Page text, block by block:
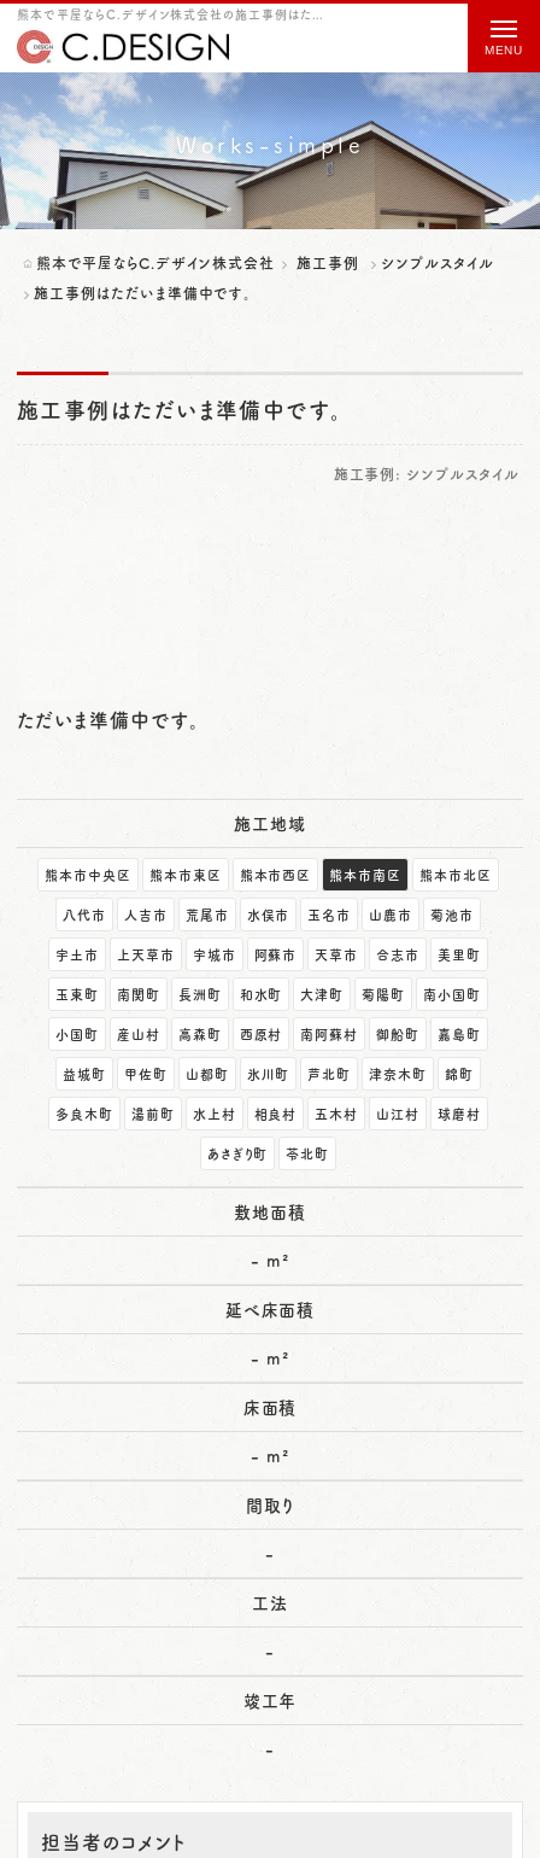
熊本で平屋ならC.デザイン株式会社の施工事例はただいま準備中です。をご紹介
Works-simple
熊本で平屋ならC.デザイン株式会社 施工事例
シンプルスタイル
施工事例はただいま準備中です。
施工事例はただいま準備中です。
施工事例: シンプルスタイル
ただいま準備中です。
施工地域
熊本市中央区 熊本市東区 熊本市西区 熊本市南区 熊本市北区
八代市 人吉市 荒尾市 水俣市 玉名市 山鹿市 菊池市
宇土市 上天草市 宇城市 阿蘇市 天草市 合志市 美里町
玉東町 南関町 長洲町 和水町 大津町 菊陽町 南小国町
小国町 産山村 高森町 西原村 南阿蘇村 御船町 嘉島町
益城町 甲佐町 山都町 氷川町 芦北町 津奈木町 錦町
多良木町 湯前町 水上村 相良村 五木村 山江村 球磨村
あさぎり町 苓北町
敷地面積
- m²
延べ床面積
- m²
床面積
- m²
間取り
-
工法
-
竣工年
-
担当者のコメント
t
o
g
g
l
e
a
t